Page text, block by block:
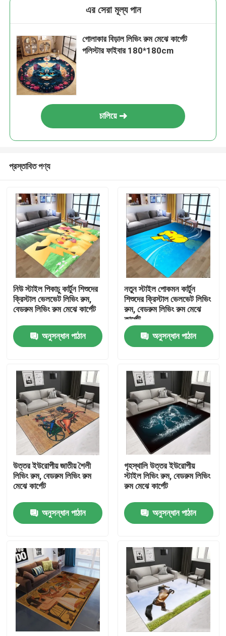
বাড়ি
পণ্য
ভিডিও
আমাদের সম্পর্কে
কারখানা ভ্রমণ
মান নিয়ন্ত্রণ
মেঝে কার্পেট পাটি
বেডরুমের মেঝে কার্পেট
লিভিং রুম মেঝে কার্পেট
এর সেরা মূল্য পান
গোলাকার বিড়াল লিভিং রুম মেঝে কার্পেট
পলিস্টার ফাইবার 180*180cm
চালিয়ে
প্রস্তাবিত পণ্য
নিউ স্টাইল পিকাচু কার্টুন শিশুদের
ক্রিস্টাল ভেলভেট লিভিং রুম,
বেডরুম লিভিং রুম মেঝে কার্পেট
অনুসন্ধান পাঠান
নতুন স্টাইল পোকমন কার্টুন
শিশুদের ক্রিস্টাল ভেলভেট লিভিং
রুম, বেডরুম লিভিং রুম মেঝে
কার্পেট
অনুসন্ধান পাঠান
উত্তর ইউরোপীয় জাতীয় শৈলী
লিভিং রুম, বেডরুম লিভিং রুম
মেঝে কার্পেট
অনুসন্ধান পাঠান
গৃহস্থালি উত্তর ইউরোপীয়
স্টাইল লিভিং রুম, বেডরুম লিভিং
রুম মেঝে কার্পেট
অনুসন্ধান পাঠান